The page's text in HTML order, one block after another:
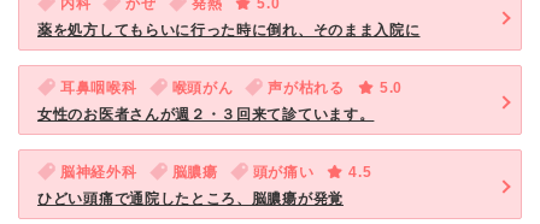
内科 かぜ 発熱
5.0
薬を処方してもらいに行った時に倒れ、そのまま入院に
耳鼻咽喉科 喉頭がん 声が枯れる
5.0
女性のお医者さんが週２・３回来て診ています。
脳神経外科 脳膿瘍 頭が痛い
4.5
ひどい頭痛で通院したところ、脳膿瘍が発覚